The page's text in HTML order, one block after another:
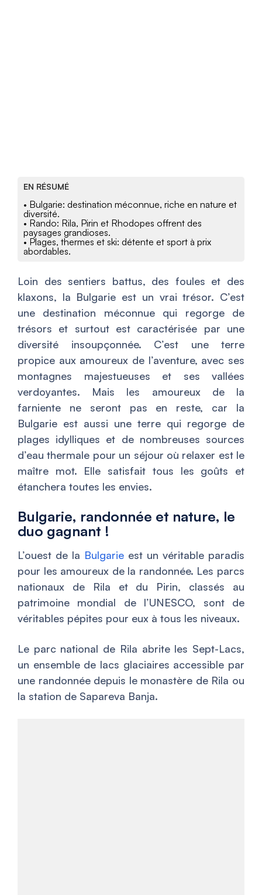
EN RÉSUMÉ
• Bulgarie: destination méconnue, riche en nature et
diversité.
• Rando: Rila, Pirin et Rhodopes offrent des
paysages grandioses.
• Plages, thermes et ski: détente et sport à prix
abordables.
Loin des sentiers battus, des foules et des
klaxons, la Bulgarie est un vrai trésor. C’est
une destination méconnue qui regorge de
trésors et surtout est caractérisée par une
diversité insoupçonnée. C’est une terre
propice aux amoureux de l’aventure, avec ses
montagnes majestueuses et ses vallées
verdoyantes. Mais les amoureux de la
farniente ne seront pas en reste, car la
Bulgarie est aussi une terre qui regorge de
plages idylliques et de nombreuses sources
d’eau thermale pour un séjour où relaxer est le
maître mot. Elle satisfait tous les goûts et
étanchera toutes les envies.
Bulgarie, randonnée et nature, le
duo gagnant !
L’ouest de la Bulgarie est un véritable paradis
pour les amoureux de la randonnée. Les parcs
nationaux de Rila et du Pirin, classés au
patrimoine mondial de l’UNESCO, sont de
véritables pépites pour eux à tous les niveaux.
Le parc national de Rila abrite les Sept-Lacs,
un ensemble de lacs glaciaires accessible par
une randonnée depuis le monastère de Rila ou
la station de Sapareva Banja.